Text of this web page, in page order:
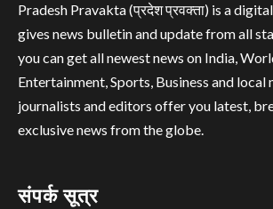
Pradesh Pravakta (प्रदेश प्रवक्ता) is a
gives news bulletin and update from all
you can get all newest news on India,
Entertainment, Sports, Business and local
journalists and editors offer you latest,
exclusive news from the globe.
संपर्क सूत्र